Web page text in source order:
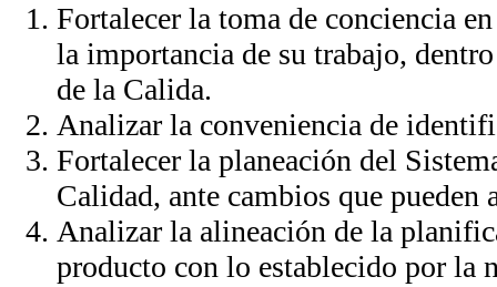
Fortalecer la toma de conciencia
la importancia de su trabajo,
de la Calida.
Analizar la conveniencia de
Fortalecer la planeación del
Calidad, ante cambios que pueden
Analizar la alineación de la
producto con lo establecido por la